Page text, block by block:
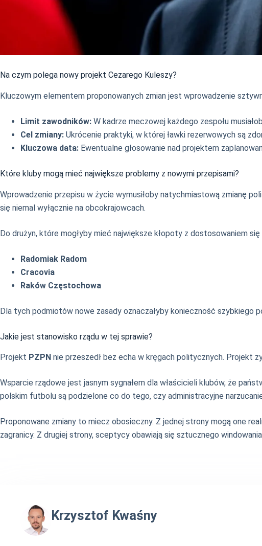
Na czym polega nowy projekt Cezarego Kuleszy?
Kluczowym elementem proponowanych zmian jest wprowadzenie
Limit zawodników: W kadrze meczowej każdego zespołu
Cel zmiany: Ukrócenie praktyki, w której ławki rezerwowych są
Kluczowa data: Ewentualne głosowanie nad projektem
Które kluby mogą mieć największe problemy z nowymi przepisami?
Wprowadzenie przepisu w życie wymusiłoby natychmiastową zmianę
się niemal wyłącznie na obcokrajowcach.
Do drużyn, które mogłyby mieć największe kłopoty z dostosowaniem
Radomiak Radom
Cracovia
Raków Częstochowa
Dla tych podmiotów nowe zasady oznaczałyby konieczność szybkiego
Jakie jest stanowisko rządu w tej sprawie?
Projekt PZPN nie przeszedł bez echa w kręgach politycznych. Projekt
Wsparcie rządowe jest jasnym sygnałem dla właścicieli klubów, że
polskim futbolu są podzielone co do tego, czy administracyjne
Proponowane zmiany to miecz obosieczny. Z jednej strony mogą one
zagranicy. Z drugiej strony, sceptycy obawiają się sztucznego
Krzysztof Kwaśny